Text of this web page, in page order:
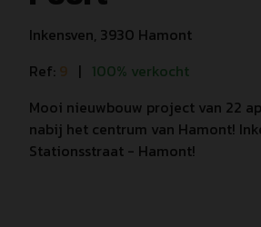
Inkensven, 3930 Hamont
Ref: 9 | 100% verkocht
Mooi nieuwbouw project van 22
nabij het centrum van Hamont!
Stationsstraat - Hamont!